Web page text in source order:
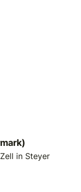
in Steyer